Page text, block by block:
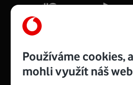
Používáme cookies,
mohli využít náš